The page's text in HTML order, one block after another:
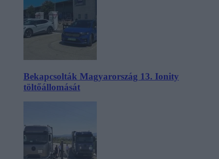
Bekapcsolták Magyarország 13. Ionity
töltőállomását